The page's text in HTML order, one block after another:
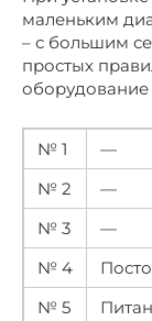
маленьким
– с большим
простых
оборудование
№ 1
—
№ 2
—
№ 3
—
№ 4
№ 5